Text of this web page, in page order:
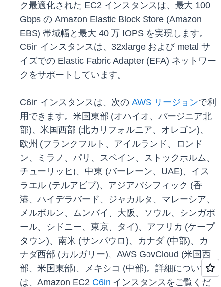
ク最適化された EC2 インスタンスは、最大 100
Gbps の Amazon Elastic Block Store (Amazon
EBS) 帯域幅と最大 40 万 IOPS を実現します。
C6in インスタンスは、32xlarge および metal サ
イズでの Elastic Fabric Adapter (EFA) ネットワー
クをサポートしています。
C6in インスタンスは、次の AWS リージョンで利
用できます。米国東部 (オハイオ、バージニア北
部)、米国西部 (北カリフォルニア、オレゴン)、
欧州 (フランクフルト、アイルランド、ロンド
ン、ミラノ、パリ、スペイン、ストックホルム、
チューリッヒ)、中東 (バーレーン、UAE)、イス
ラエル (テルアビブ)、アジアパシフィック (香
港、ハイデラバード、ジャカルタ、マレーシア、
メルボルン、ムンバイ、大阪、ソウル、シンガポ
ール、シドニー、東京、タイ)、アフリカ (ケープ
タウン)、南米 (サンパウロ)、カナダ (中部)、カ
ナダ西部 (カルガリー)、AWS GovCloud (米国西
部、米国東部)、メキシコ (中部)。詳細について
は、Amazon EC2 C6in インスタンスをご覧くだ